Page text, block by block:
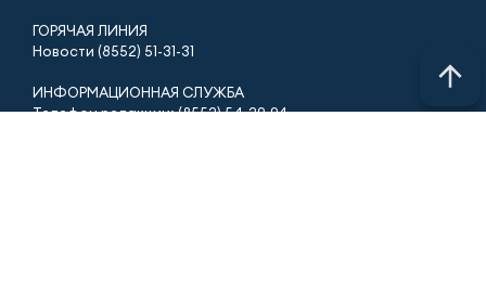
ГОРЯЧАЯ ЛИНИЯ
Новости (8552) 51-31-31
ИНФОРМАЦИОННАЯ СЛУЖБА
Телефон редакции: (8552) 54-29-94